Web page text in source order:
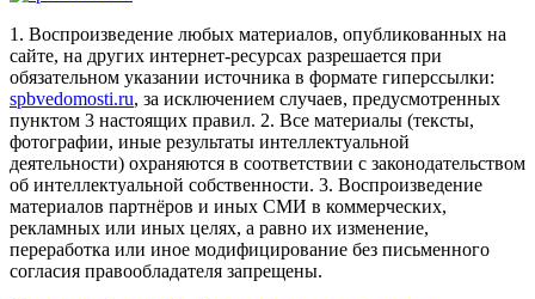
1. Воспроизведение любых материалов, опубликованных на
сайте, на других интернет-ресурсах разрешается при
обязательном указании источника в формате гиперссылки:
spbvedomosti.ru, за исключением случаев, предусмотренных
пунктом 3 настоящих правил. 2. Все материалы (тексты,
фотографии, иные результаты интеллектуальной
деятельности) охраняются в соответствии с законодательством
об интеллектуальной собственности. 3. Воспроизведение
материалов партнёров и иных СМИ в коммерческих,
рекламных или иных целях, а равно их изменение,
переработка или иное модифицирование без письменного
согласия правообладателя запрещены.